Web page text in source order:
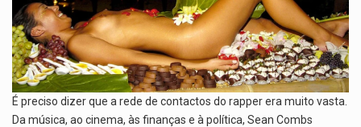
É preciso dizer que a rede de contactos do rapper era muito vasta.
Da música, ao cinema, às finanças e à política, Sean Combs